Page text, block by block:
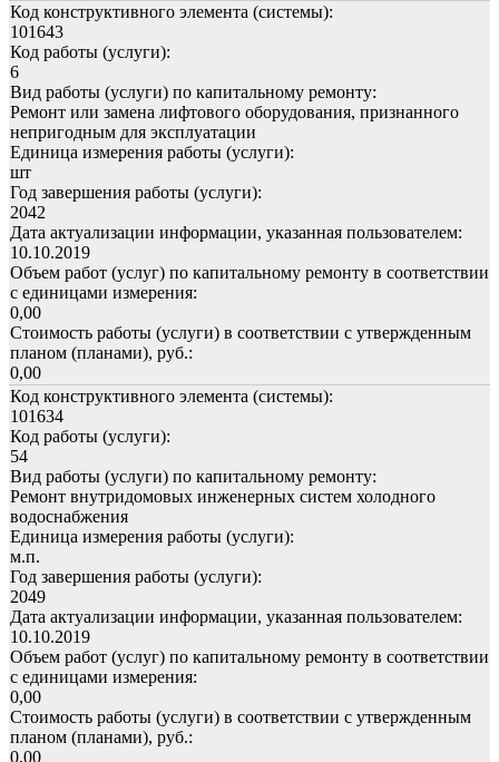
Код конструктивного элемента (системы):
101643
Код работы (услуги):
6
Вид работы (услуги) по капитальному ремонту:
Ремонт или замена лифтового оборудования, признанного
непригодным для эксплуатации
Единица измерения работы (услуги):
шт
Год завершения работы (услуги):
2042
Дата актуализации информации, указанная пользователем:
10.10.2019
Объем работ (услуг) по капитальному ремонту в соответствии
с единицами измерения:
0,00
Стоимость работы (услуги) в соответствии с утвержденным
планом (планами), руб.:
0,00
Код конструктивного элемента (системы):
101634
Код работы (услуги):
54
Вид работы (услуги) по капитальному ремонту:
Ремонт внутридомовых инженерных систем холодного
водоснабжения
Единица измерения работы (услуги):
м.п.
Год завершения работы (услуги):
2049
Дата актуализации информации, указанная пользователем:
10.10.2019
Объем работ (услуг) по капитальному ремонту в соответствии
с единицами измерения:
0,00
Стоимость работы (услуги) в соответствии с утвержденным
планом (планами), руб.:
0,00